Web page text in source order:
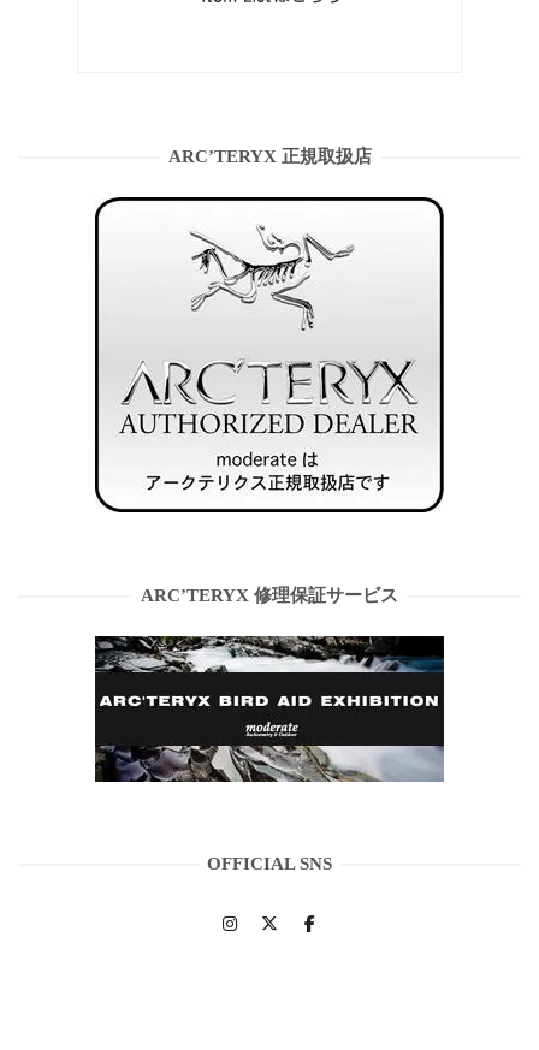
ARC’TERYX 正規取扱店
ARC’TERYX 修理保証サービス
OFFICIAL SNS